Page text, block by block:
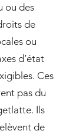
ou des
de
ou
d’état
Ces
pas du
Ils
de